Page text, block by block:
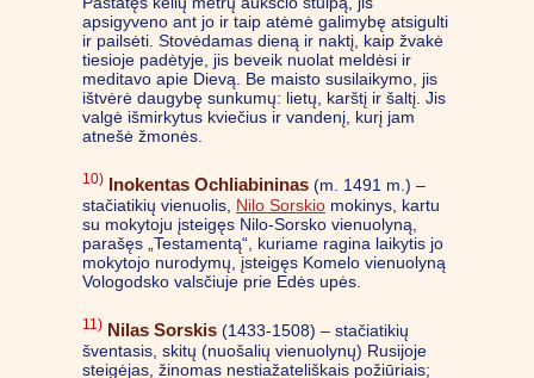
apsigyveno ant jo ir taip atėmė galimybę atsigulti
ir pailsėti. Stovėdamas dieną ir naktį, kaip žvakė
tiesioje padėtyje, jis beveik nuolat meldėsi ir
meditavo apie Dievą. Be maisto susilaikymo, jis
ištvėrė daugybę sunkumų: lietų, karštį ir šaltį. Jis
valgė išmirkytus kviečius ir vandenį, kurį jam
atnešė žmonės.
10) Inokentas Ochliabininas (m. 1491 m.) –
stačiatikių vienuolis, Nilo Sorskio mokinys, kartu
su mokytoju įsteigęs Nilo-Sorsko vienuolyną,
parašęs „Testamentą“, kuriame ragina laikytis jo
mokytojo nurodymų, įsteigęs Komelo vienuolyną
Vologodsko valsčiuje prie Edės upės.
11) Nilas Sorskis (1433-1508) – stačiatikių
šventasis, skitų (nuošalių vienuolynų) Rusijoje
steigėjas, žinomas nestiažateliškais požiūriais;